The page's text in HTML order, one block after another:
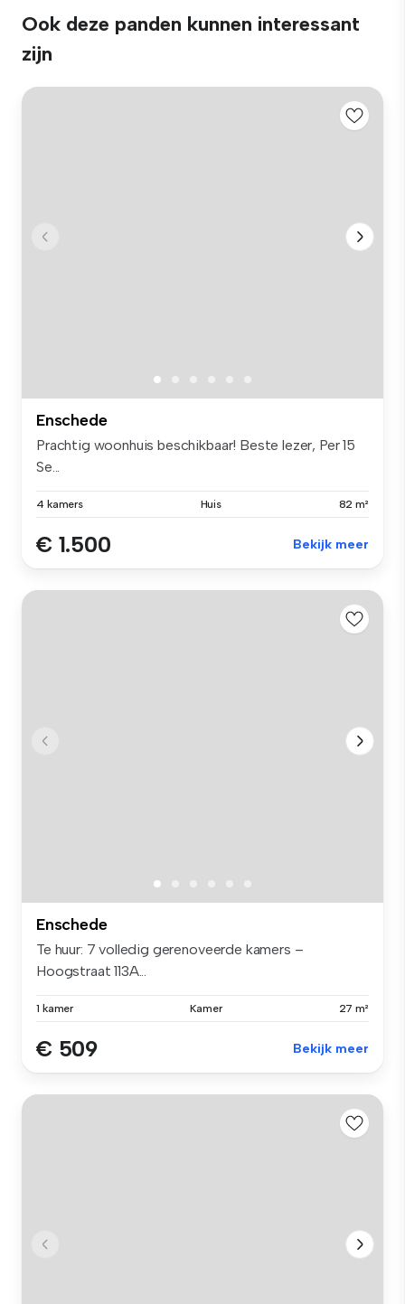
Ook deze panden kunnen interessant
zijn
Enschede
Prachtig woonhuis beschikbaar! Beste lezer, Per 15
Se...
4 kamers Huis 82 m²
€ 1.500 Bekijk meer
Enschede
Te huur: 7 volledig gerenoveerde kamers –
Hoogstraat 113A...
1 kamer Kamer 27 m²
€ 509 Bekijk meer